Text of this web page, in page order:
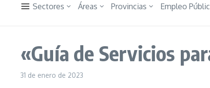
Sectores Áreas Provincias Empleo
«Guía de Servicios
31 de enero de 2023